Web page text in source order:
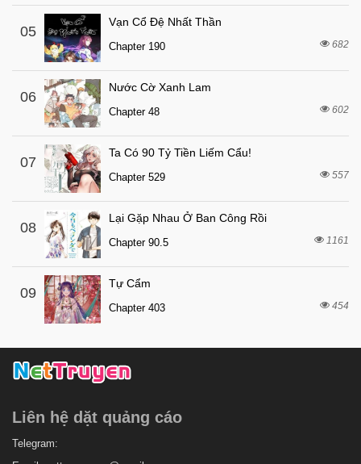
Chapter 8 2 tháng trước
Chapter 7
Chapter 6 2 tháng trước
Chapter 5
Chapter 4
Chapter 3 2 tháng trước
Chapter 2
Chapter 1 2 tháng trước
05
Vạn Cổ Đệ Nhất Thần
Chapter 190 682
06
Nước Cờ Xanh Lam
Chapter 48 602
07
Ta Có 90 Tỷ Tiền Liếm Cẩu!
Chapter 529 557
08
Lại Gặp Nhau Ở Ban Công Rồi
Chapter 90.5 1161
09
Tự Cẩm
Chapter 403 454
Liên hệ dặt quảng cáo
Telegram: